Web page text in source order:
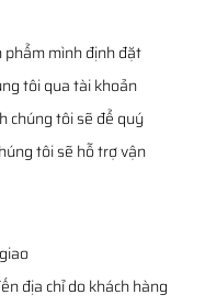
phẩm mình định đặt
tôi qua tài khoản
chúng tôi sẽ để quý
tôi sẽ hỗ trợ vận
địa chỉ do khách hàng